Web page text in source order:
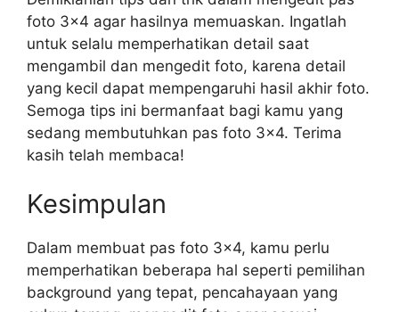
foto 3×4 agar hasilnya memuaskan. Ingatlah
untuk selalu memperhatikan detail saat
mengambil dan mengedit foto, karena detail
yang kecil dapat mempengaruhi hasil akhir foto.
Semoga tips ini bermanfaat bagi kamu yang
sedang membutuhkan pas foto 3×4. Terima
kasih telah membaca!
Kesimpulan
Dalam membuat pas foto 3×4, kamu perlu
memperhatikan beberapa hal seperti pemilihan
background yang tepat, pencahayaan yang